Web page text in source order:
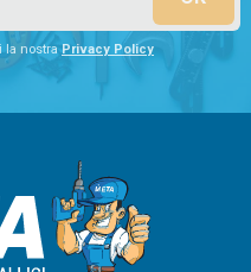
la nostraPrivacy Policy